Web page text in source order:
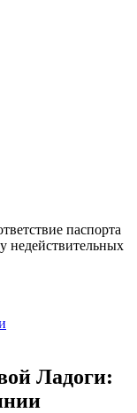
паспорта
недействительных
Ладоги: